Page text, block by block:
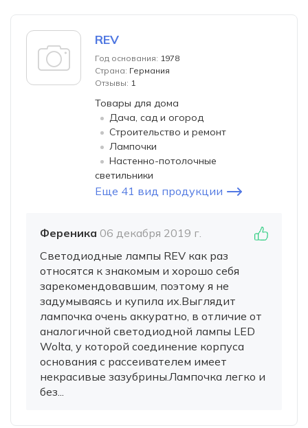
REV
Год основания: 1978
Страна: Германия
Отзывы: 1
Товары для дома
Дача, сад и огород
Строительство и ремонт
Лампочки
Настенно-потолочные
светильники
Еще 41 вид продукции
Ференика 06 декабря 2019 г.
Светодиодные лампы REV как раз
относятся к знакомым и хорошо себя
зарекомендовавшим, поэтому я не
задумываясь и купила их.Выглядит
лампочка очень аккуратно, в отличие от
аналогичной светодиодной лампы LED
Wolta, у которой соединение корпуса
основания с рассеивателем имеет
некрасивые зазубрины.Лампочка легко и
без...